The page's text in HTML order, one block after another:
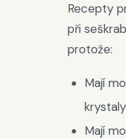
Recepty
při
protože:
Mají
Mají